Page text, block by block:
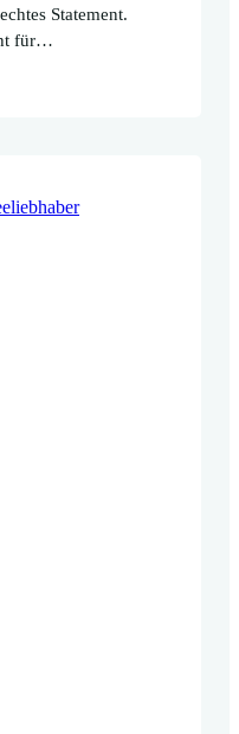
Statement.
für
ein kleines
Sie schützt nicht